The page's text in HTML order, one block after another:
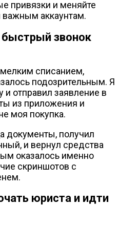
привязки и меняйте
важным аккаунтам.
звонок
списанием,
подозрительным. Я
и отправил заявление в
из приложения и
моя покупка.
документы, получил
и вернул средства
оказалось именно
скриншотов с
юриста и идти